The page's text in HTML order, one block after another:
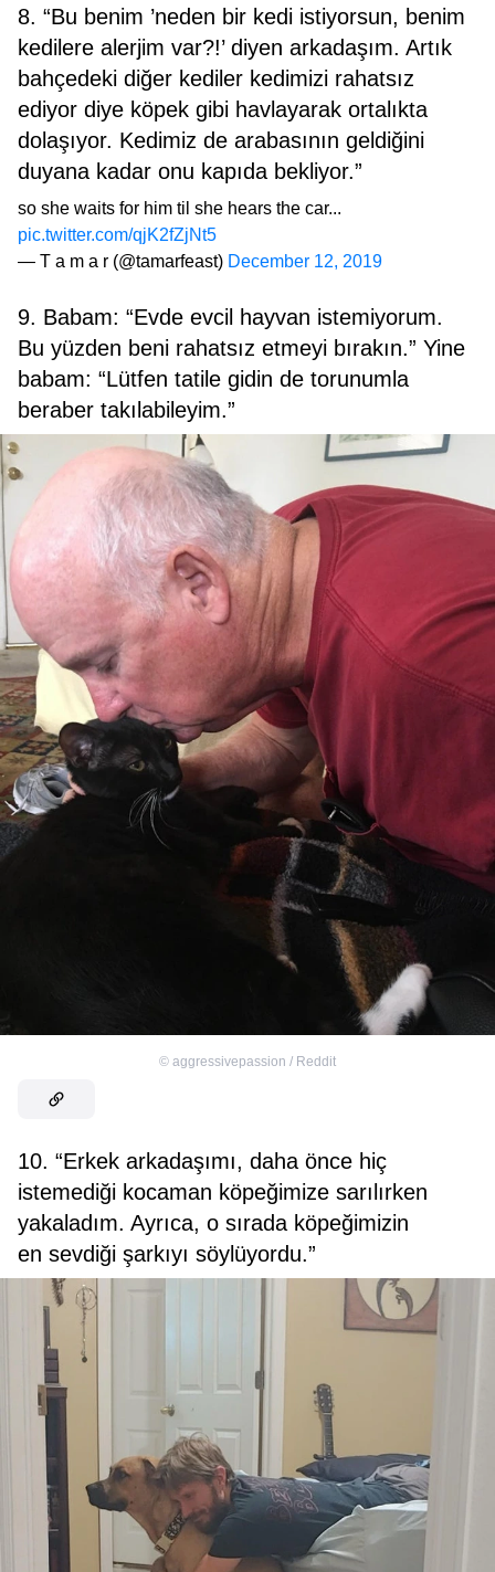
8. “Bu benim ’neden bir kedi istiyorsun, benim
kedilere alerjim var?!’ diyen arkadaşım. Artık
bahçedeki diğer kediler kedimizi rahatsız
ediyor diye köpek gibi havlayarak ortalıkta
dolaşıyor. Kedimiz de arabasının geldiğini
duyana kadar onu kapıda bekliyor.”
so she waits for him til she hears the car...
pic.twitter.com/qjK2fZjNt5
— T a m a r (@tamarfeast) December 12, 2019
9. Babam: “Evde evcil hayvan istemiyorum.
Bu yüzden beni rahatsız etmeyi bırakın.” Yine
babam: “Lütfen tatile gidin de torunumla
beraber takılabileyim.”
© aggressivepassion / Reddit
10. “Erkek arkadaşımı, daha önce hiç
istemediği kocaman köpeğimize sarılırken
yakaladım. Ayrıca, o sırada köpeğimizin
en sevdiği şarkıyı söylüyordu.”